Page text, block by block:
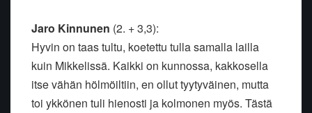
Jaro Kinnunen (2. + 3,3):
Hyvin on taas tultu, koetettu tulla samalla lailla
kuin Mikkelissä. Kaikki on kunnossa, kakkosella
itse vähän hölmöiltiin, en ollut tyytyväinen, mutta
toi ykkönen tuli hienosti ja kolmonen myös. Tästä